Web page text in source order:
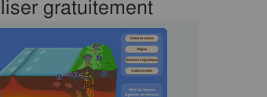
gratuitement